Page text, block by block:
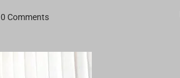
0 Comments